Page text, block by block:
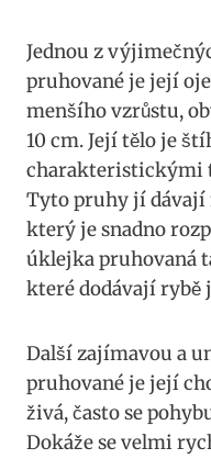
Jednou z
pruhované je ‍její
⁣menšího vzrůstu,
10 cm. Její tělo je
charakteristickými
Tyto pruhy jí dávají
který je snadno‍
úklejka pruhovaná
které dodávají
Další zajímavou a
pruhované je její
živá,⁣ často ⁣se
Dokáže​ se velmi